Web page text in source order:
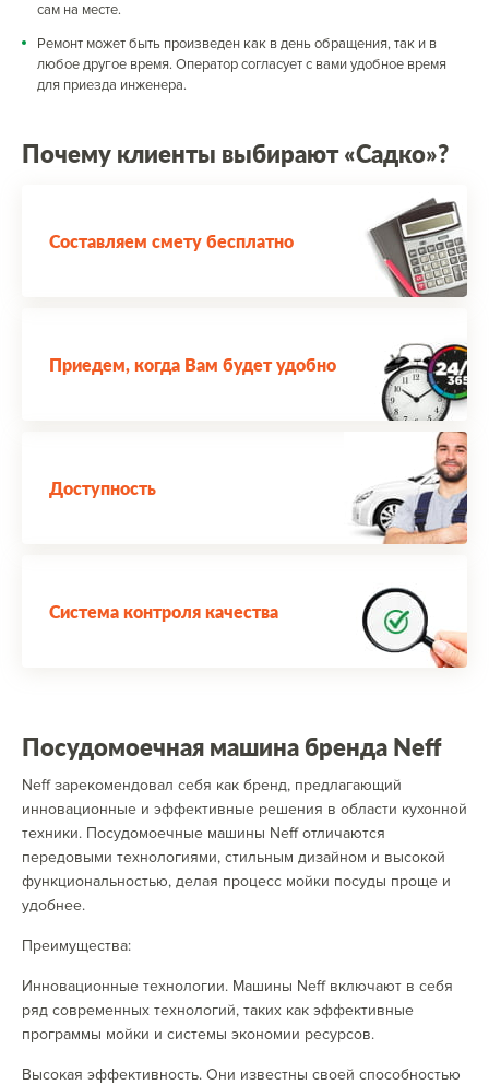
сам на месте.
Ремонт может быть произведен как в день обращения, так и в
любое другое время. Оператор согласует с вами удобное время
для приезда инженера.
Почему клиенты выбирают «Садко»?
Составляем смету бесплатно
Приедем, когда Вам будет удобно
Доступность
Система контроля качества
Посудомоечная машина бренда Neff
Neff зарекомендовал себя как бренд, предлагающий
инновационные и эффективные решения в области кухонной
техники. Посудомоечные машины Neff отличаются
передовыми технологиями, стильным дизайном и высокой
функциональностью, делая процесс мойки посуды проще и
удобнее.
Преимущества:
Инновационные технологии. Машины Neff включают в себя
ряд современных технологий, таких как эффективные
программы мойки и системы экономии ресурсов.
Высокая эффективность. Они известны своей способностью